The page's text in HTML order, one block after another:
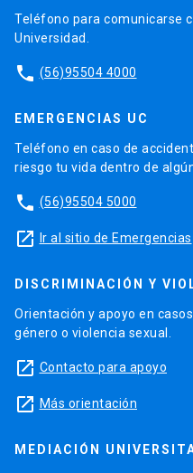
Teléfono para comunicarse
Universidad.
phone (56)95504 4000
EMERGENCIAS UC
Teléfono en caso de
riesgo tu vida dentro de
phone (56)95504 5000
launch Ir al sitio de Emergencias
DISCRIMINACIÓN Y
Orientación y apoyo en
género o violencia sexual.
launch Contacto para apoyo
launch Más orientación
MEDIACIÓN